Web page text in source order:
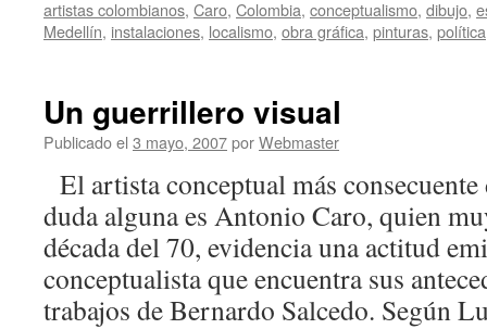
artistas colombianos, Caro, Colombia, conceptualismo, dibujo,
Medellín, instalaciones, localismo, obra gráfica, pinturas, política
Un guerrillero visual
Publicado el 3 mayo, 2007porWebmaster
El artista conceptual más
duda alguna es Antonio Caro, quien
década del 70, evidencia una actitud
conceptualista que encuentra sus
trabajos de Bernardo Salcedo. Según